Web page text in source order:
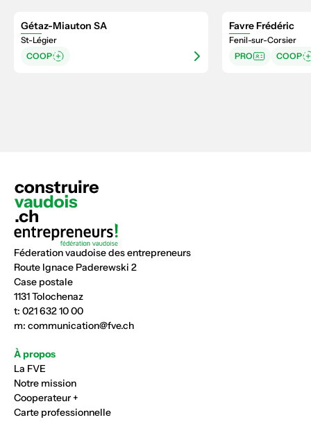
Gétaz-Miauton SA
St-Légier
COOP
Favre Frédéric
Fenil-sur-Corsier
PRO
COOP
Féderation vaudoise des entrepreneurs
Route Ignace Paderewski 2
Case postale
1131 Tolochenaz
t: 021 632 10 00
m: communication@fve.ch
À propos
La FVE
Notre mission
Cooperateur +
Carte professionnelle